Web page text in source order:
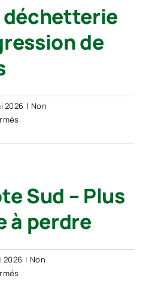
d’amiante
pour
les
particuliers
Sitcom
Côte
déchetterie
de
2026 | Non
sur
le
une
déchetterie
suite
à
de
ses
Sud – Plus
à perdre
2026 | Non
sur